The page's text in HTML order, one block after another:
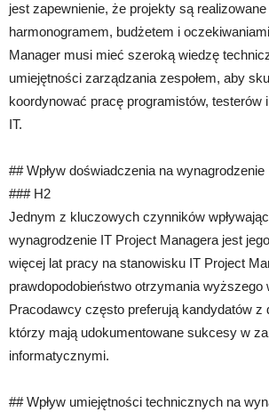
jest zapewnienie, że projekty są
harmonogramem, budżetem i
Manager musi mieć szeroką wiedzę
umiejętności zarządzania zespołem, aby
koordynować pracę programistów, testerów
IT.
## Wpływ doświadczenia na wynagrodzenie
### H2
Jednym z kluczowych czynników
wynagrodzenie IT Project Managera jest
więcej lat pracy na stanowisku IT Project
prawdopodobieństwo otrzymania wyższego
Pracodawcy często preferują kandydatów z
którzy mają udokumentowane sukcesy w
informatycznymi.
## Wpływ umiejętności technicznych na